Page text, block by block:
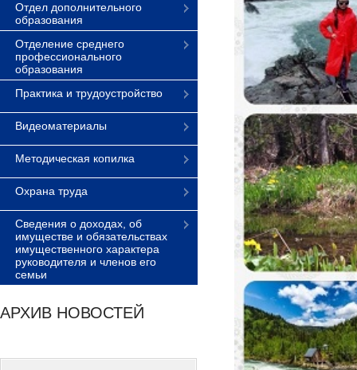
Отдел дополнительного
образования
Отделение среднего
профессионального
образования
Практика и трудоустройство
Видеоматериалы
Методическая копилка
Охрана труда
Сведения о доходах, об
имуществе и обязательствах
имущественного характера
руководителя и членов его
семьи
АРХИВ НОВОСТЕЙ